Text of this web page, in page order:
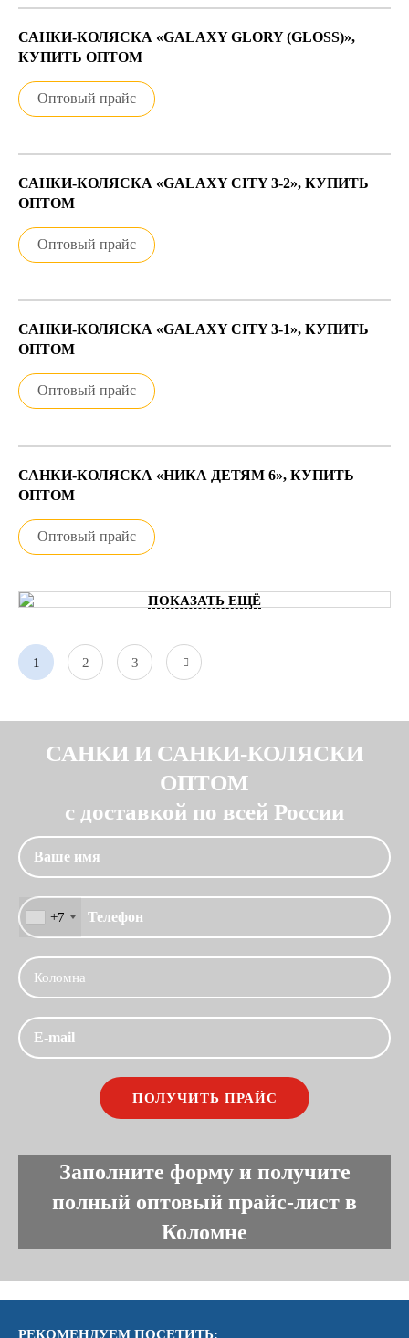
САНКИ-КОЛЯСКА «GALAXY GLORY (GLOSS)»,
КУПИТЬ ОПТОМ
Оптовый прайс
САНКИ-КОЛЯСКА «GALAXY CITY 3-2», КУПИТЬ
ОПТОМ
Оптовый прайс
САНКИ-КОЛЯСКА «GALAXY CITY 3-1», КУПИТЬ
ОПТОМ
Оптовый прайс
САНКИ-КОЛЯСКА «НИКА ДЕТЯМ 6», КУПИТЬ
ОПТОМ
Оптовый прайс
ПОКАЗАТЬ ЕЩЁ
1 2 3
САНКИ И САНКИ-КОЛЯСКИ
ОПТОМ
с доставкой по всей России
+7
Заполните форму и получите
полный оптовый прайс-лист в
Коломне
РЕКОМЕНДУЕМ ПОСЕТИТЬ: